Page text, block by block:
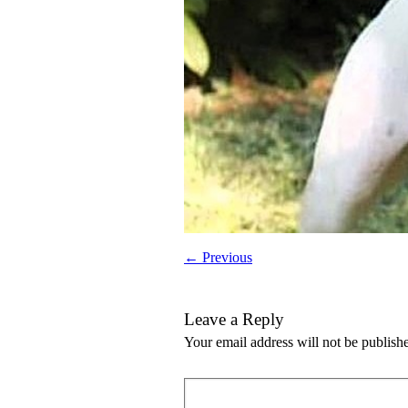
← Previous
Leave a Reply
Your email address will not be